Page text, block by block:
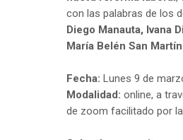
con las palabras de los
Diego Manauta, Ivana
María Belén San
Fecha: Lunes 9 de
Modalidad: online, a
de zoom facilitado por